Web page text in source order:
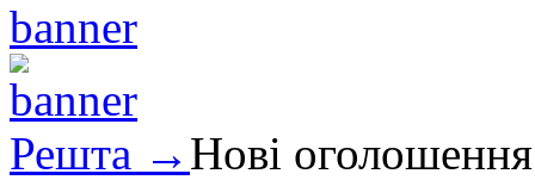
Решта → Нові оголошення